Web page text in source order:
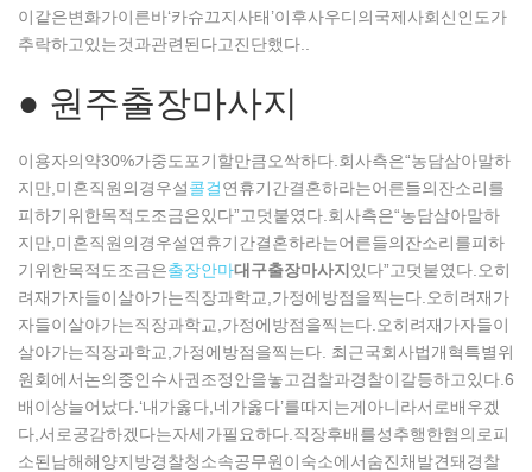
이같은변화가이른바‘카슈끄지사태’이후사우디의국제사회신인도가
추락하고있는것과관련된다고진단했다..
● 원주출장마사지
이용자의약30%가중도포기할만큼오싹하다.회사측은“농담삼아말하
지만,미혼직원의경우설콜걸연휴기간결혼하라는어른들의잔소리를
피하기위한목적도조금은있다”고덧붙였다.회사측은“농담삼아말하
지만,미혼직원의경우설연휴기간결혼하라는어른들의잔소리를피하
기위한목적도조금은출장안마대구출장마사지 있다”고덧붙였다.오히
려재가자들이살아가는직장과학교,가정에방점을찍는다.오히려재가
자들이살아가는직장과학교,가정에방점을찍는다.오히려재가자들이
살아가는직장과학교,가정에방점을찍는다. 최근국회사법개혁특별위
원회에서논의중인수사권조정안을놓고검찰과경찰이갈등하고있다.6
배이상늘어났다.‘내가옳다,네가옳다’를따지는게아니라서로배우겠
다,서로공감하겠다는자세가필요하다.직장후배를성추행한혐의로피
소된남해해양지방경찰청소속공무원이숙소에서숨진채발견돼경찰